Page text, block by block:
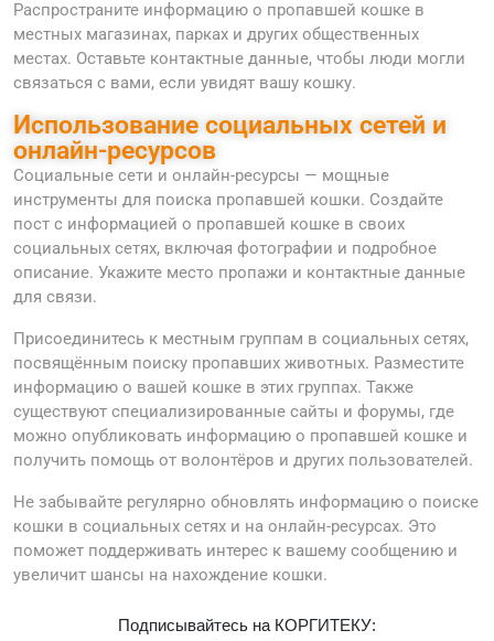
Распространите информацию о пропавшей кошке в
местных магазинах, парках и других общественных
местах. Оставьте контактные данные, чтобы люди могли
связаться с вами, если увидят вашу кошку.
Использование социальных сетей и
онлайн-ресурсов
Социальные сети и онлайн-ресурсы — мощные
инструменты для поиска пропавшей кошки. Создайте
пост с информацией о пропавшей кошке в своих
социальных сетях, включая фотографии и подробное
описание. Укажите место пропажи и контактные данные
для связи.
Присоединитесь к местным группам в социальных сетях,
посвящённым поиску пропавших животных. Разместите
информацию о вашей кошке в этих группах. Также
существуют специализированные сайты и форумы, где
можно опубликовать информацию о пропавшей кошке и
получить помощь от волонтёров и других пользователей.
Не забывайте регулярно обновлять информацию о поиске
кошки в социальных сетях и на онлайн-ресурсах. Это
поможет поддерживать интерес к вашему сообщению и
увеличит шансы на нахождение кошки.
Подписывайтесь на КОРГИТЕКУ: